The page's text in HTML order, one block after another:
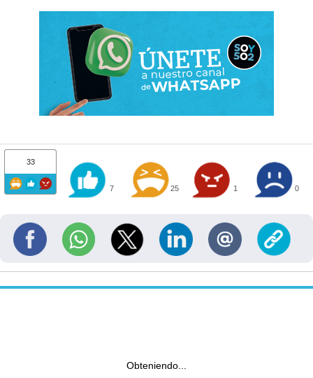
33
7 25 1 0
Obteniendo...